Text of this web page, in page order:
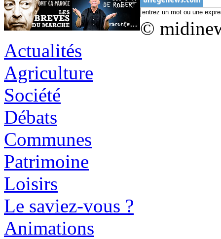
©
Actualités
Agriculture
Société
Débats
Communes
Patrimoine
Loisirs
Le saviez-vous ?
Animations